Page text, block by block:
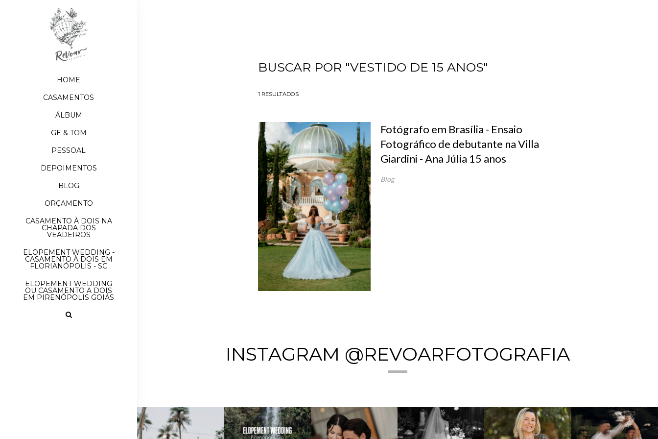
HOME
CASAMENTOS
ÁLBUM
GE & TOM
PESSOAL
DEPOIMENTOS
BLOG
ORÇAMENTO
CASAMENTO À DOIS NA
CHAPADA DOS
VEADEIROS
ELOPEMENT WEDDING -
CASAMENTO À DOIS EM
FLORIANÓPOLIS - SC
ELOPEMENT WEDDING
OU CASAMENTO A DOIS
EM PIRENÓPOLIS GOIÁS
BUSCAR POR "VESTIDO DE 15 ANOS"
1 RESULTADOS
Fotógrafo em Brasília - Ensaio
Fotográfico de debutante na Villa
Giardini - Ana Júlia 15 anos
Blog
INSTAGRAM @REVOARFOTOGRAFIA